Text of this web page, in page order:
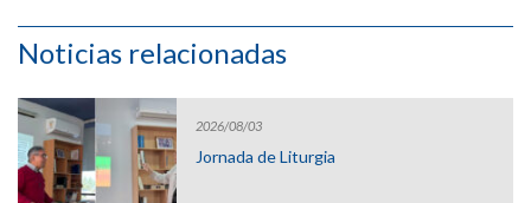
Noticias relacionadas
2026/08/03
Jornada de Liturgia